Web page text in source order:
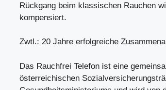
Rückgang beim klassischen Rauchen
kompensiert.
Zwtl.: 20 Jahre erfolgreiche
Das Rauchfrei Telefon ist eine
österreichischen